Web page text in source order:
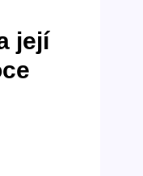
její